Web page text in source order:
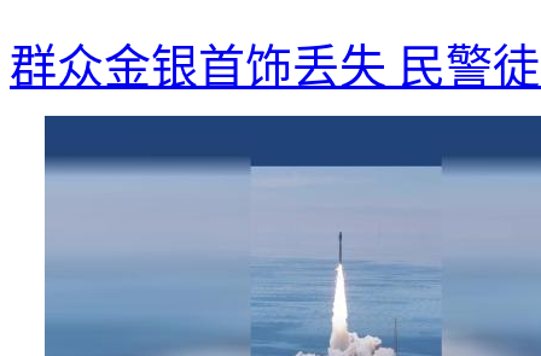
群众金银首饰丢失 民警